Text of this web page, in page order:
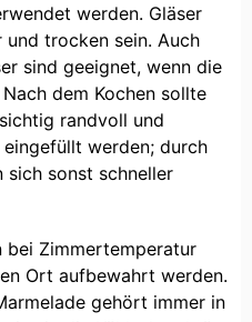
werden. Gläser
und trocken sein. Auch
sind geeignet, wenn die
dem Kochen sollte
randvoll und
werden; durch
sich sonst schneller
bei Zimmertemperatur
Ort aufbewahrt werden.
gehört immer in